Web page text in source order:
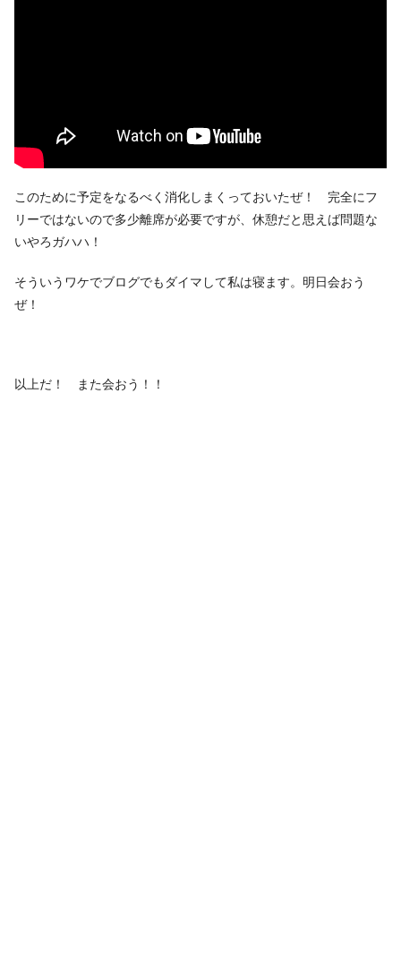
このために予定をなるべく消化しまくっておいたぜ！ 完全にフ
リーではないので多少離席が必要ですが、休憩だと思えば問題な
いやろガハハ！
そういうワケでブログでもダイマして私は寝ます。明日会おう
ぜ！
以上だ！ また会おう！！